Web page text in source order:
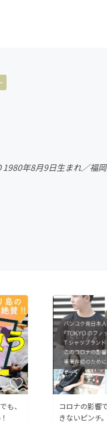
ファッ
1980年8月9日生まれ／福
も、
コロナの影響
きないピンチ